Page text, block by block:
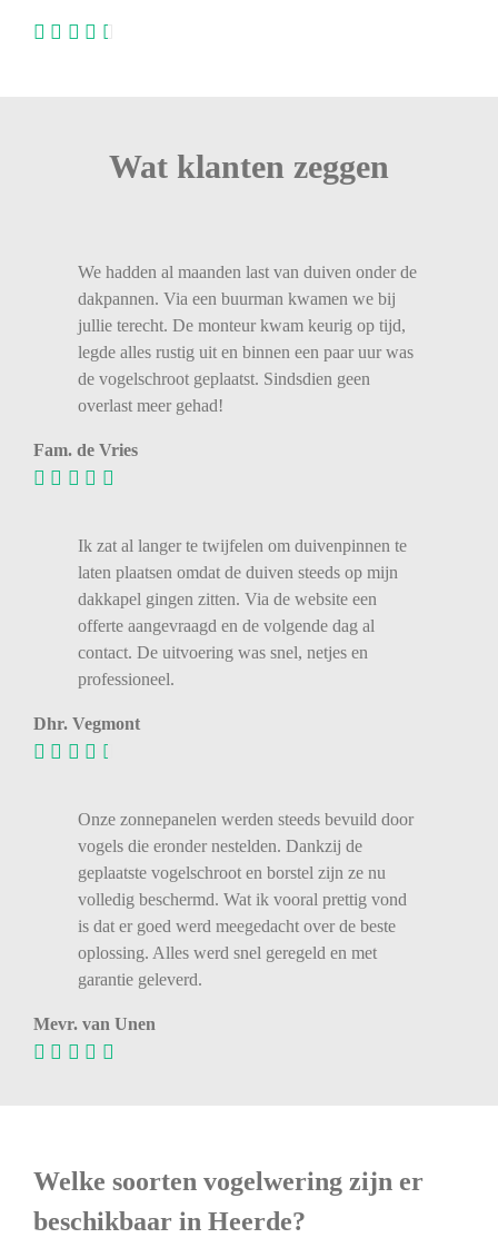
Wat klanten zeggen
We hadden al maanden last van duiven onder de
dakpannen. Via een buurman kwamen we bij
jullie terecht. De monteur kwam keurig op tijd,
legde alles rustig uit en binnen een paar uur was
de vogelschroot geplaatst. Sindsdien geen
overlast meer gehad!
Fam. de Vries
Ik zat al langer te twijfelen om duivenpinnen te
laten plaatsen omdat de duiven steeds op mijn
dakkapel gingen zitten. Via de website een
offerte aangevraagd en de volgende dag al
contact. De uitvoering was snel, netjes en
professioneel.
Dhr. Vegmont
Onze zonnepanelen werden steeds bevuild door
vogels die eronder nestelden. Dankzij de
geplaatste vogelschroot en borstel zijn ze nu
volledig beschermd. Wat ik vooral prettig vond
is dat er goed werd meegedacht over de beste
oplossing. Alles werd snel geregeld en met
garantie geleverd.
Mevr. van Unen
Welke soorten vogelwering zijn er
beschikbaar in Heerde?